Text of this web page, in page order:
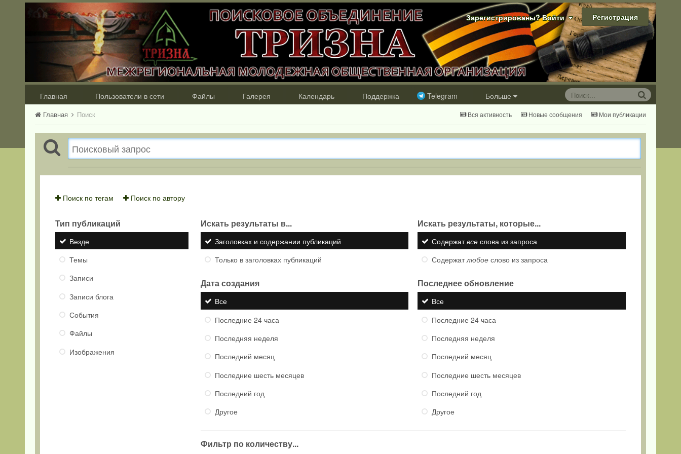
Зарегистрированы? Войти Регистрация
Главная Пользователи в сети Файлы Галерея Календарь Поддержка Telegram Больше
Вся активность Новые сообщения Мои публикации
Главная Поиск
Поиск по тегам Поиск по автору
Тип публикаций
Везде
Темы
Записи
Записи блога
События
Файлы
Изображения
Искать результаты в...
Заголовках и содержании публикаций
Только в заголовках публикаций
Искать результаты, которые...
Содержатвсе слова из запроса
Содержатлюбое слово из запроса
Дата создания
Все
Последние 24 часа
Последняя неделя
Последний месяц
Последние шесть месяцев
Последний год
Другое
Последнее обновление
Все
Последние 24 часа
Последняя неделя
Последний месяц
Последние шесть месяцев
Последний год
Другое
Фильтр по количеству...